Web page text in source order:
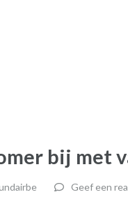
bij met
Geef een